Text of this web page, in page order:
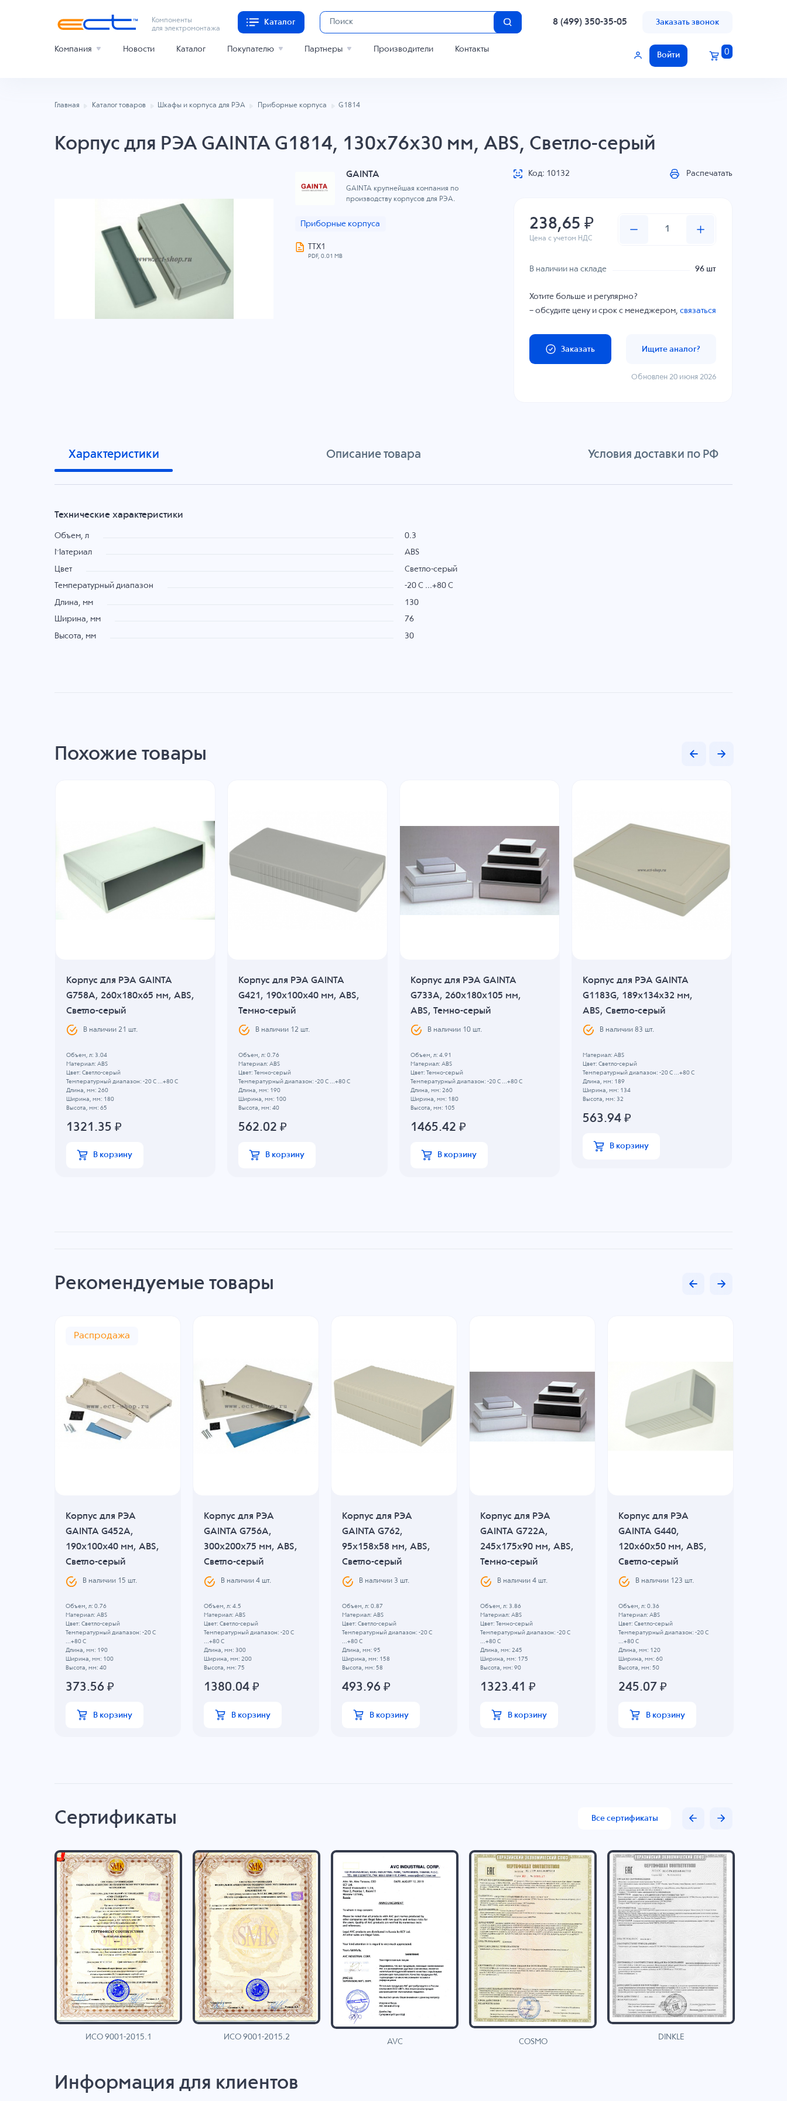
Компоненты
для электромонтажа
Каталог 8 (499) 350-35-05 Заказать звонок
Компания Новости Каталог Покупателю Партнеры Производители Контакты
Войти 0
Главная Каталог товаров Шкафы и корпуса для РЭА Приборные корпуса G1814
Корпус для РЭА GAINTA G1814, 130x76x30 мм, ABS, Светло-серый
GAINTA
GAINTA крупнейшая компания по
производству корпусов для РЭА.
Приборные корпуса
ТТХ1
PDF, 0.01 MB
Код: 10132 Распечатать
238,65 ₽
Цена с учетом НДС
В наличии на складе 96 шт
Хотите больше и регулярно?
– обсудите цену и срок с менеджером,связаться
Заказать Ищите аналог?
Обновлен 20 июня 2026
Характеристики Описание товара Условия доставки по РФ
Технические характеристики
Объем, л 0.3
Материал ABS
Цвет Светло-серый
Температурный диапазон -20 C ...+80 C
Длина, мм 130
Ширина, мм 76
Высота, мм 30
Похожие товары
Корпус для РЭА GAINTA
G758A, 260x180x65 мм, ABS,
Светло-серый
В наличии 21 шт.
Объем, л: 3.04
Материал: ABS
Цвет: Светло-серый
Температурный диапазон: -20 C ...+80 C
Длина, мм: 260
Ширина, мм: 180
Высота, мм: 65
1321.35 ₽
В корзину
Корпус для РЭА GAINTA
G421, 190x100x40 мм, ABS,
Темно-серый
В наличии 12 шт.
Объем, л: 0.76
Материал: ABS
Цвет: Темно-серый
Температурный диапазон: -20 C ...+80 C
Длина, мм: 190
Ширина, мм: 100
Высота, мм: 40
562.02 ₽
В корзину
Корпус для РЭА GAINTA
G733A, 260x180x105 мм,
ABS, Темно-серый
В наличии 10шт.
Объем, л: 4.91
Материал: ABS
Цвет: Темно-серый
Температурный диапазон: -20 C ...+80 C
Длина, мм: 260
Ширина, мм: 180
Высота, мм: 105
1465.42 ₽
В корзину
Корпус для РЭА GAINTA
G1183G, 189x134x32 мм,
ABS, Светло-серый
В наличии 83 шт.
Материал: ABS
Цвет: Светло-серый
Температурный диапазон: -20 C ...+80 C
Длина, мм: 189
Ширина, мм: 134
Высота, мм: 32
563.94₽
В корзину
Рекомендуемые товары
Распродажа
Корпус для РЭА
GAINTA G452A,
190x100x40 мм, ABS,
Светло-серый
В наличии 15 шт.
Объем, л: 0.76
Материал: ABS
Цвет: Светло-серый
Температурный диапазон: -20 C
...+80 C
Длина, мм: 190
Ширина, мм: 100
Высота, мм: 40
373.56 ₽
В корзину
Корпус для РЭА
GAINTA G756A,
300x200x75 мм, ABS,
Светло-серый
В наличии4 шт.
Объем, л: 4.5
Материал: ABS
Цвет: Светло-серый
Температурный диапазон: -20 C
...+80 C
Длина, мм: 300
Ширина, мм: 200
Высота, мм: 75
1380.04₽
В корзину
Корпус для РЭА
GAINTA G762,
95x158x58 мм, ABS,
Светло-серый
В наличии 3 шт.
Объем, л: 0.87
Материал: ABS
Цвет: Светло-серый
Температурный диапазон: -20 C
...+80 C
Длина, мм: 95
Ширина, мм: 158
Высота, мм: 58
493.96 ₽
В корзину
Корпус для РЭА
GAINTA G722A,
245x175x90 мм, ABS,
Темно-серый
В наличии4 шт.
Объем, л: 3.86
Материал: ABS
Цвет: Темно-серый
Температурный диапазон: -20 C
...+80 C
Длина, мм: 245
Ширина, мм: 175
Высота, мм: 90
1323.41 ₽
В корзину
Корпус для РЭА
GAINTA G440,
120x60x50 мм, ABS,
Светло-серый
В наличии 123 шт.
Объем, л: 0.36
Материал: ABS
Цвет: Светло-серый
Температурный диапазон: -20 C
...+80 C
Длина, мм: 120
Ширина, мм: 60
Высота, мм: 50
245.07 ₽
В корзину
Сертификаты Все сертификаты
ИСО 9001-2015.1 ИСО 9001-2015.2
AVC COSMO
DINKLE
Информация для клиентов